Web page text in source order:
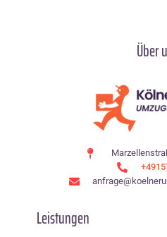
Über
Leistungen